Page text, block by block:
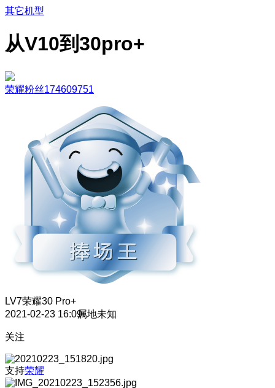
其它机型
从V10到30pro+
荣耀粉丝174609751
LV7荣耀30 Pro+
2021-02-23 16:09属地未知
关注
支持荣耀